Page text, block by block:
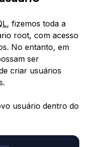
, fizemos toda a
root, com acesso
No entanto, em
ser
criar usuários
usuário dentro do